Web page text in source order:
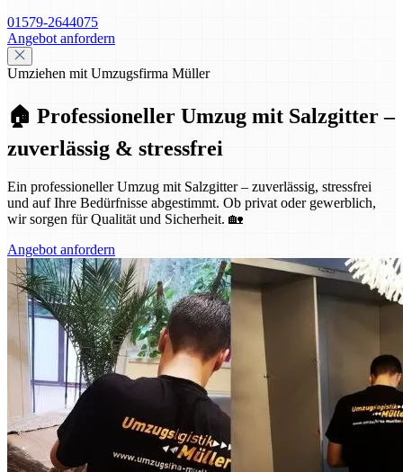
01579-2644075
Angebot anfordern
Umziehen mit Umzugsfirma Müller
🏠 Professioneller Umzug mit Salzgitter –
zuverlässig & stressfrei
Ein professioneller Umzug mit Salzgitter – zuverlässig, stressfrei
und auf Ihre Bedürfnisse abgestimmt. Ob privat oder gewerblich,
wir sorgen für Qualität und Sicherheit. 🏡
Angebot anfordern